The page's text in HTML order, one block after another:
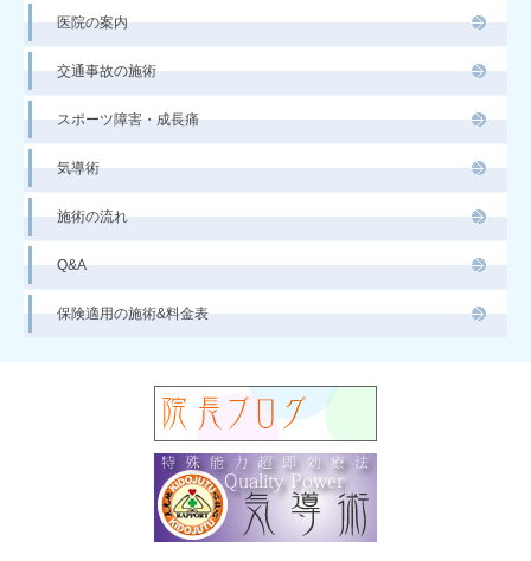
医院の案内
交通事故の施術
スポーツ障害・成長痛
気導術
施術の流れ
Q&A
保険適用の施術&料金表